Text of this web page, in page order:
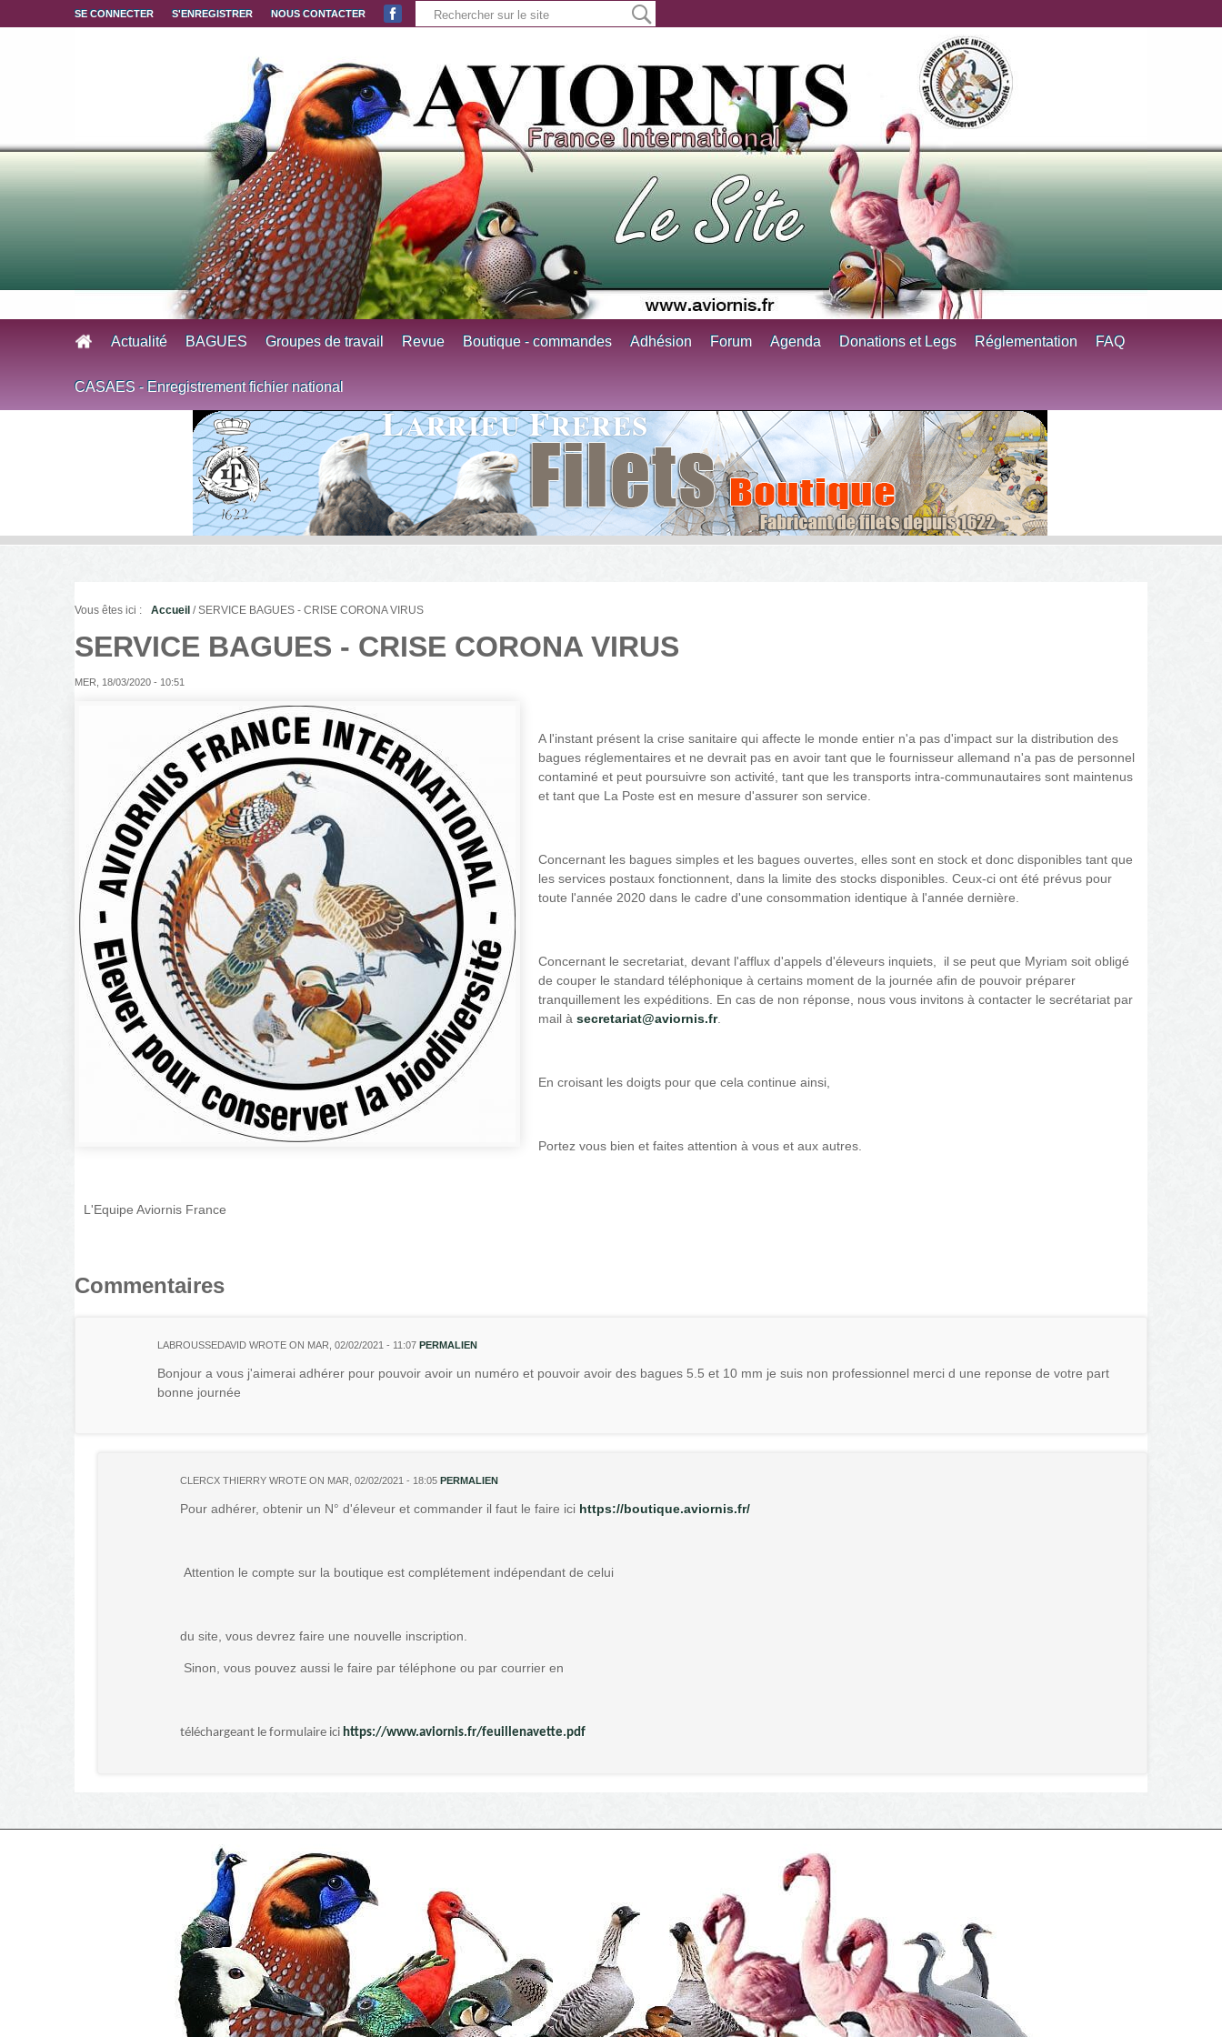
Aller au contenu principal
SE CONNECTER S'ENREGISTRER NOUS CONTACTER
Actualité BAGUES Groupes de travail Revue Boutique - commandes Adhésion Forum Agenda Donations et Legs Réglementation FAQ
CASAES - Enregistrement fichier national
Vous êtes ici : Accueil / SERVICE BAGUES - CRISE CORONA VIRUS
SERVICE BAGUES - CRISE CORONA VIRUS
MER, 18/03/2020 - 10:51
A l'instant présent la crise sanitaire qui affecte le monde entier n'a pas d'impact sur la distribution des
bagues réglementaires et ne devrait pas en avoir tant que le fournisseur allemand n'a pas de personnel
contaminé et peut poursuivre son activité, tant que les transports intra-communautaires sont maintenus
et tant que La Poste est en mesure d'assurer son service.
Concernant les bagues simples et les bagues ouvertes, elles sont en stock et donc disponibles tant que
les services postaux fonctionnent, dans la limite des stocks disponibles. Ceux-ci ont été prévus pour
toute l'année 2020 dans le cadre d'une consommation identique à l'année dernière.
Concernant le secretariat, devant l'afflux d'appels d'éleveurs inquiets, il se peut que Myriam soit obligé
de couper le standard téléphonique à certains moment de la journée afin de pouvoir préparer
tranquillement les expéditions. En cas de non réponse, nous vous invitons à contacter le secrétariat par
mail à secretariat@aviornis.fr.
En croisant les doigts pour que cela continue ainsi,
Portez vous bien et faites attention à vous et aux autres.
L'Equipe Aviornis France
Commentaires
LABROUSSEDAVID WROTE ON MAR, 02/02/2021 - 11:07 PERMALIEN
Bonjour a vous j'aimerai adhérer pour pouvoir avoir un numéro et pouvoir avoir des bagues 5.5 et 10 mm je suis non professionnel merci d une reponse de votre part
bonne journée
CLERCX THIERRY WROTE ON MAR, 02/02/2021 - 18:05 PERMALIEN
Pour adhérer, obtenir un N° d'éleveur et commander il faut le faire ici https://boutique.aviornis.fr/
Attention le compte sur la boutique est complétement indépendant de celui
du site, vous devrez faire une nouvelle inscription.
Sinon, vous pouvez aussi le faire par téléphone ou par courrier en
téléchargeant le formulaire ici https://www.aviornis.fr/feuillenavette.pdf